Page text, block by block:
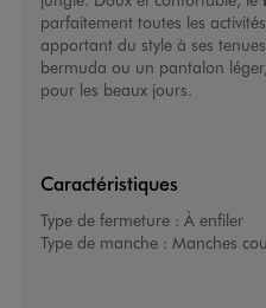
parfaitement toutes les
apportant du style à ses
bermuda ou un pantalon
pour les beaux jours.
Caractéristiques
Type de fermeture : À enfiler
Type de manche : Manches